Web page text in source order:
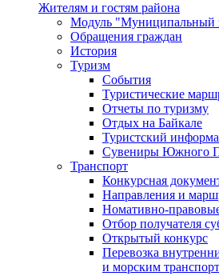
Жителям и гостям района
Модуль "Муниципальный
Обращения граждан
История
Туризм
События
Туристические
Отчеты по туризму
Отдых на Байкале
Туристский
Сувениры Южного
Транспорт
Конкурсная
Направления и
Номативно-
Отбор получателя
Открытый конкурс
Перевозка
и морским